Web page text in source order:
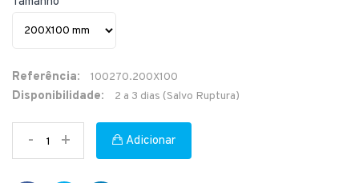
Referência: 100270.200X100
Disponibilidade: 2 a 3 dias (Salvo Ruptura)
- + Adicionar